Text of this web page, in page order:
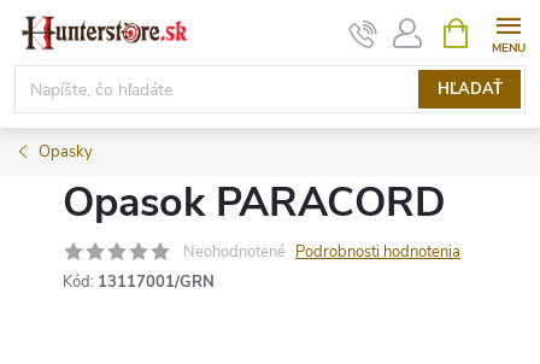
Prejsť
obsah
HĽADAŤ
KOŠÍK
Opasky
Opasok PARACORD
Neohodnotené Podrobnosti hodnotenia
Kód: 13117001/GRN